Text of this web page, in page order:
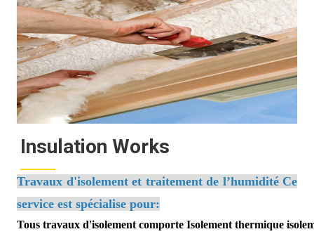
Insulation Works
Travaux d'isolement et traitement de l’humidité Ce
service est spécialise pour:
Tous travaux d'isolement comporte Isolement thermique